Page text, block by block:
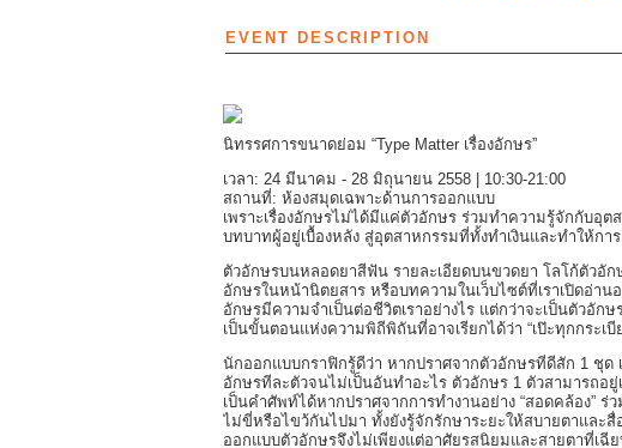
EVENT DESCRIPTION
นิทรรศการขนาดย่อม “Type Matter เรื่องอักษร”
เวลา: 24 มีนาคม - 28 มิถุนายน 2558 | 10:30-21:00
สถานที่: ห้องสมุดเฉพาะด้านการออกแบบ
เพราะเรื่องอักษรไม่ได้มีแค่ตัวอักษร ร่วมทำความรู้จักกับอุ
บทบาทผู้อยู่เบื้องหลัง สู่อุตสาหกรรมที่ทั้งทำเงินและทำให้กา
ตัวอักษรบนหลอดยาสีฟัน รายละเอียดบนขวดยา โลโก้ตัวอั
อักษรในหน้านิตยสาร หรือบทความในเว็บไซต์ที่เราเปิดอ่าน
อักษรมีความจำเป็นต่อชีวิตเราอย่างไร แต่กว่าจะเป็นตัวอัก
เป็นขั้นตอนแห่งความพิถีพิถันที่อาจเรียกได้ว่า “เป๊ะทุกกระเบี
นักออกแบบกราฟิกรู้ดีว่า หากปราศจากตัวอักษรที่ดีสัก 1 ชุด
อักษรทีละตัวจนไม่เป็นอันทำอะไร ตัวอักษร 1 ตัวสามารถอ
เป็นคำศัพท์ได้หากปราศจากการทำงานอย่าง “สอดคล้อง”
ไม่ขี่หรือไขว้กันไปมา ทั้งยังรู้จักรักษาระยะให้สบายตาและ
ออกแบบตัวอักษรจึงไม่เพียงแต่อาศัยรสนิยมและสายตาที่เฉี